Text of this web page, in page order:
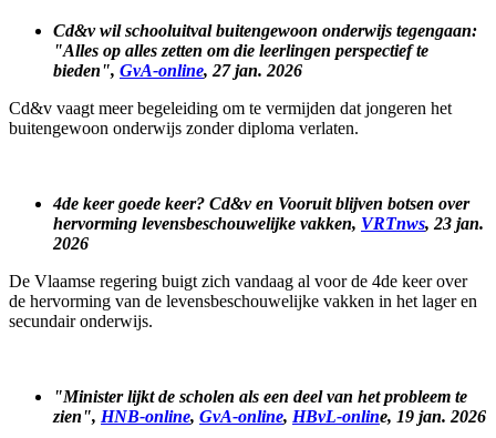
Cd&v wil schooluitval buitengewoon onderwijs tegengaan:
"Alles op alles zetten om die leerlingen perspectief te
bieden", GvA-online, 27 jan. 2026
Cd&v vaagt meer begeleiding om te vermijden dat jongeren het
buitengewoon onderwijs zonder diploma verlaten.
4de keer goede keer? Cd&v en Vooruit blijven botsen over
hervorming levensbeschouwelijke vakken, VRTnws, 23 jan.
2026
De Vlaamse regering buigt zich vandaag al voor de 4de keer over
de hervorming van de levensbeschouwelijke vakken in het lager en
secundair onderwijs.
"Minister lijkt de scholen als een deel van het probleem te
zien", HNB-online, GvA-online, HBvL-online, 19 jan. 2026